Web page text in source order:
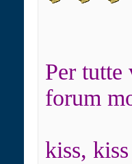
Per tutte
forum
kiss,